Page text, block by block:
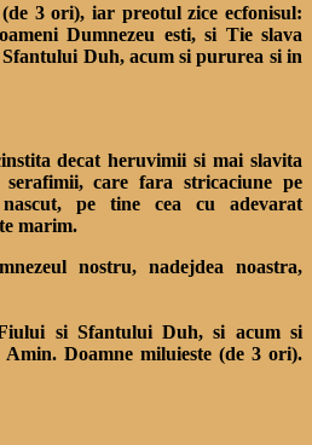
3 ori), iar preotul zice ecfonisul:
Dumnezeu esti, si Tie slava
Duh, acum si pururea si in
decat heruvimii si mai slavita
care fara stricaciune pe
pe tine cea cu adevarat
marim.
nostru, nadejdea noastra,
si Sfantului Duh, si acum si
Doamne miluieste (de 3 ori).